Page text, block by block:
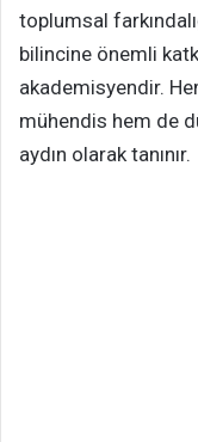
toplumsal
bilincine önemli
akademisyendir.
mühendis hem de
aydın olarak tanınır.